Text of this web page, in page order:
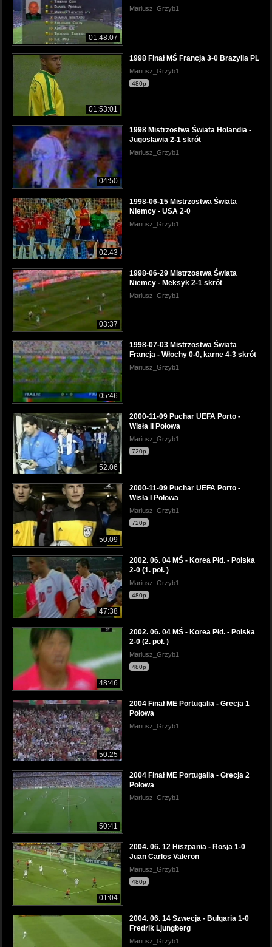
01:48:07
Mariusz_Grzyb1
01:53:01
1998 Finał MŚ Francja 3-0 Brazylia PL
Mariusz_Grzyb1
480p
04:50
1998 Mistrzostwa Świata Holandia -
Jugosławia 2-1 skrót
Mariusz_Grzyb1
02:43
1998-06-15 Mistrzostwa Świata
Niemcy - USA 2-0
Mariusz_Grzyb1
03:37
1998-06-29 Mistrzostwa Świata
Niemcy - Meksyk 2-1 skrót
Mariusz_Grzyb1
05:46
1998-07-03 Mistrzostwa Świata
Francja - Włochy 0-0, karne 4-3 skrót
Mariusz_Grzyb1
52:06
2000-11-09 Puchar UEFA Porto -
Wisła II Połowa
Mariusz_Grzyb1
720p
50:09
2000-11-09 Puchar UEFA Porto -
Wisła I Połowa
Mariusz_Grzyb1
720p
47:38
2002. 06. 04 MŚ - Korea Płd. - Polska
2-0 (1. poł. )
Mariusz_Grzyb1
480p
48:46
2002. 06. 04 MŚ - Korea Płd. - Polska
2-0 (2. poł. )
Mariusz_Grzyb1
480p
50:25
2004 Finał ME Portugalia - Grecja 1
Połowa
Mariusz_Grzyb1
50:41
2004 Finał ME Portugalia - Grecja 2
Połowa
Mariusz_Grzyb1
01:04
2004. 06. 12 Hiszpania - Rosja 1-0
Juan Carlos Valeron
Mariusz_Grzyb1
480p
2004. 06. 14 Szwecja - Bułgaria 1-0
Fredrik Ljungberg
Mariusz_Grzyb1